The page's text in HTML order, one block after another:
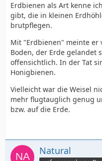
Erdbienen als Art kenne
gibt, die in kleinen
brutpflegen.
Mit "Erdbienen" meinte er
Boden, der Erde gelandet
offensichtlich. In der Tat
Honigbienen.
Vielleicht war die Weisel
mehr flugtauglich genug
bzw. auf die Erde.
Natural